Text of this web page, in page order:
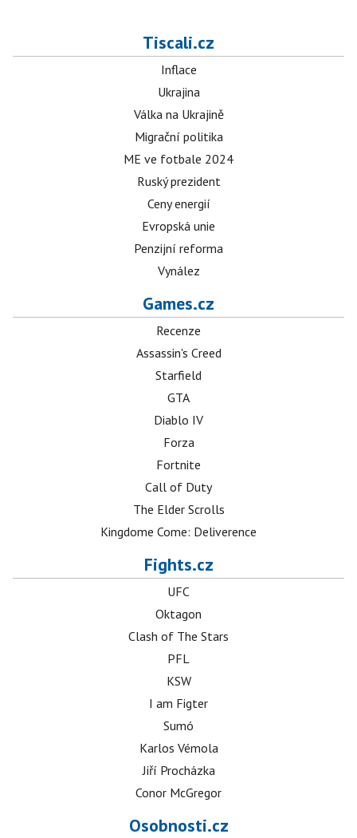
Tiscali.cz
Inflace
Ukrajina
Válka na Ukrajině
Migrační politika
ME ve fotbale 2024
Ruský prezident
Ceny energií
Evropská unie
Penzijní reforma
Vynález
Games.cz
Recenze
Assassin's Creed
Starfield
GTA
Diablo IV
Forza
Fortnite
Call of Duty
The Elder Scrolls
Kingdome Come: Deliverence
Fights.cz
UFC
Oktagon
Clash of The Stars
PFL
KSW
I am Figter
Sumó
Karlos Vémola
Jiří Procházka
Conor McGregor
Osobnosti.cz